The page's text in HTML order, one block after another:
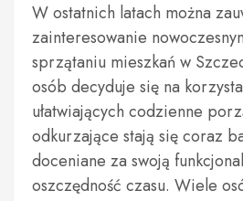
W ostatnich latach można
zainteresowanie
sprzątaniu mieszkań w
osób decyduje się na
ułatwiających codzienne
odkurzające stają się coraz
doceniane za swoją
oszczędność czasu. Wiele